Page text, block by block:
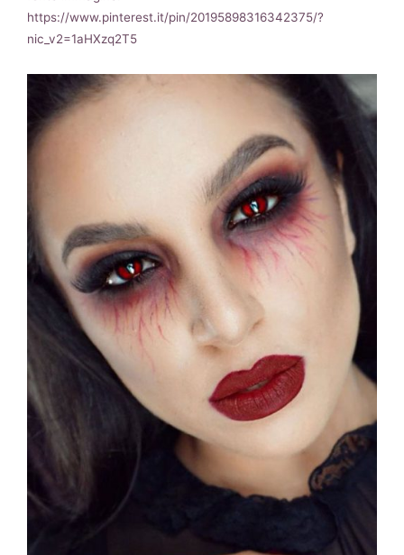
https://www.pinterest.it/pin/20195898316342375/?
nic_v2=1aHXzq2T5